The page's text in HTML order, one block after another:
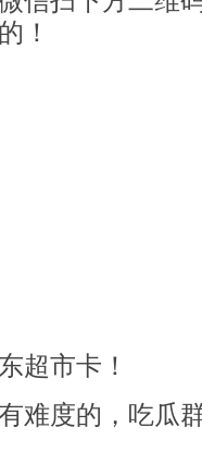
！
超市卡！
难度的，吃瓜